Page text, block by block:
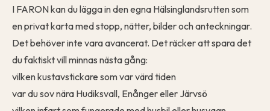
I FARON kan du lägga in den egna Hälsinglandsrutten som
en privat karta med stopp, nätter, bilder och anteckningar.
Det behöver inte vara avancerat. Det räcker att spara det
du faktiskt vill minnas nästa gång:
vilken kustavstickare som var värd tiden
var du sov nära Hudiksvall, Enånger eller Järvsö